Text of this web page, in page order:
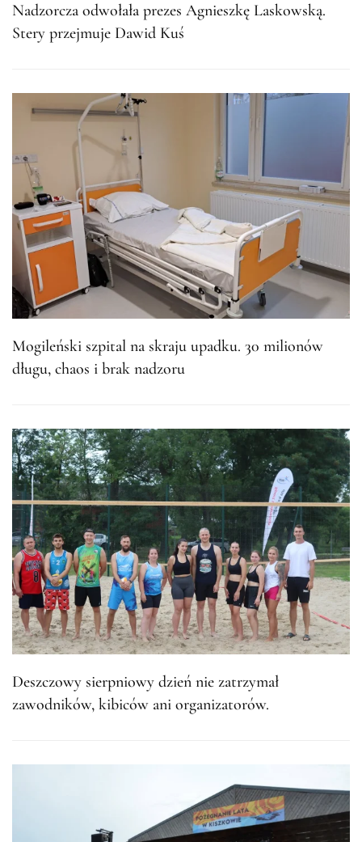
Nadzorcza odwołała prezes Agnieszkę Laskowską.
Stery przejmuje Dawid Kuś
Mogileński szpital na skraju upadku. 30 milionów
długu, chaos i brak nadzoru
Deszczowy sierpniowy dzień nie zatrzymał
zawodników, kibiców ani organizatorów.